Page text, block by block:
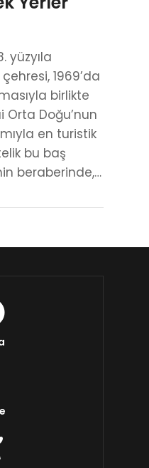
yüzyıla
1969’da
birlikte
Orta Doğu’nun
en turistik
bu baş
beraberinde,…